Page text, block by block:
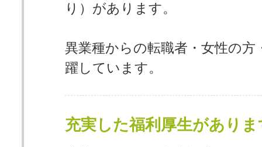
り）があります。
異業種からの転職者・女性の方
躍しています。
充実した福利厚生がありま